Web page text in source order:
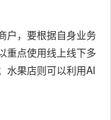
户，要根据自身业务
重点使用线上线下多
水果店则可以利用AI